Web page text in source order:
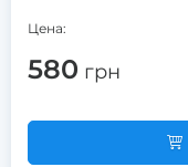
Цена:
580 грн